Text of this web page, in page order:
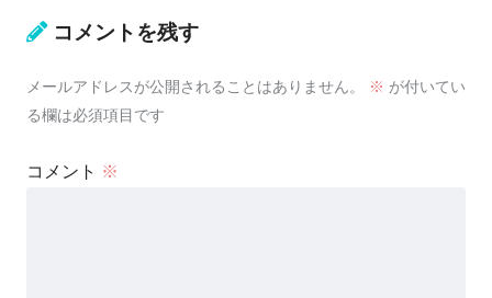
コメントを残す
メールアドレスが公開されることはありません。 ※ が付いてい
る欄は必須項目です
コメント ※